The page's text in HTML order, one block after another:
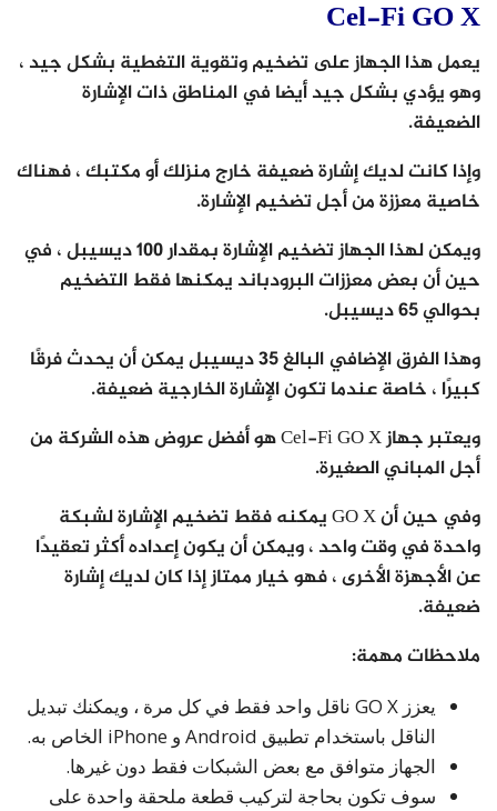
Cel-Fi GO X
يعمل هذا الجهاز على تضخيم وتقوية التغطية بشكل جيد ،
وهو يؤدي بشكل جيد أيضا في المناطق ذات الإشارة
الضعيفة.
وإذا كانت لديك إشارة ضعيفة خارج منزلك أو مكتبك ، فهناك
خاصية معززة من أجل تضخيم الإشارة.
ويمكن لهذا الجهاز تضخيم الإشارة بمقدار 100 ديسيبل ، في
حين أن بعض معززات البرودباند يمكنها فقط التضخيم
بحوالي 65 ديسيبل.
وهذا الفرق الإضافي البالغ 35 ديسيبل يمكن أن يحدث فرقًا
كبيرًا ، خاصة عندما تكون الإشارة الخارجية ضعيفة.
ويعتبر جهاز Cel-Fi GO X هو أفضل عروض هذه الشركة من
أجل المباني الصغيرة.
وفي حين أن GO X يمكنه فقط تضخيم الإشارة لشبكة
واحدة في وقت واحد ، ويمكن أن يكون إعداده أكثر تعقيدًا
عن الأجهزة الأخرى ، فهو خيار ممتاز إذا كان لديك إشارة
ضعيفة.
ملاحظات مهمة:
يعزز GO X ناقل واحد فقط في كل مرة ، ويمكنك تبديل
الناقل باستخدام تطبيق Android و iPhone الخاص به.
الجهاز متوافق مع بعض الشبكات فقط دون غيرها.
سوف تكون بحاجة لتركيب قطعة ملحقة واحدة على